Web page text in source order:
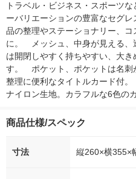
トラベル・ビジネス・スポーツ
ーバリエーションの豊富なセグ
品の整理やステーショナリー、
に。　メッシュ、中身が見える
は開閉しやすく持ちやすい、大
す。　ポケット、ポケットは名
整理に便利なタイトルカード付
ナイロン生地。カラフルな6色の
商品仕様/スペック
寸法 縦260×横355×